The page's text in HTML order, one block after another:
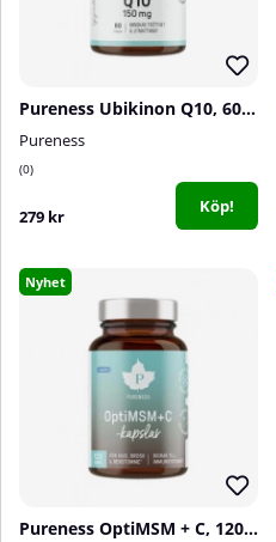
Pureness Ubikinon Q10, 60 caps
Pureness
0
279 kr Köp!
Nyhet
Pureness OptiMSM + C, 120 caps